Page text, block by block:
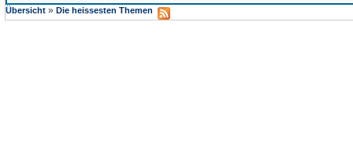
Übersicht » Die heissesten Themen